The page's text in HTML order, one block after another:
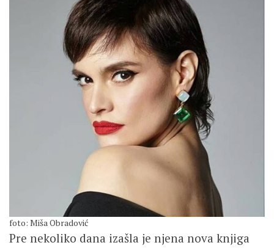
foto: Miša Obradović
Pre nekoliko dana izašla je njena nova knjiga